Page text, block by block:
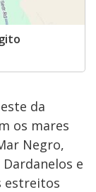
da
os mares
Negro,
e
estreitos